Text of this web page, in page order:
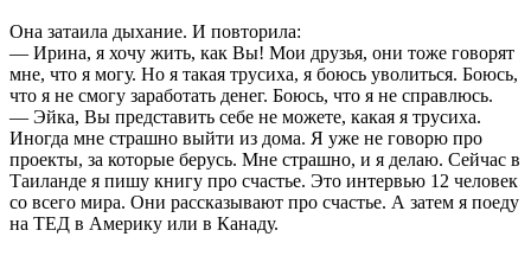
Она затаила дыхание. И повторила:
— Ирина, я хочу жить, как Вы! Мои друзья, они тоже говорят
мне, что я могу. Но я такая трусиха, я боюсь уволиться. Боюсь,
что я не смогу заработать денег. Боюсь, что я не справлюсь.
— Эйка, Вы представить себе не можете, какая я трусиха.
Иногда мне страшно выйти из дома. Я уже не говорю про
проекты, за которые берусь. Мне страшно, и я делаю. Сейчас в
Таиланде я пишу книгу про счастье. Это интервью 12 человек
со всего мира. Они рассказывают про счастье. А затем я поеду
на ТЕД в Америку или в Канаду.